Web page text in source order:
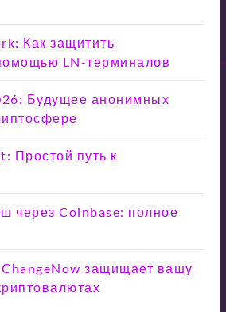
Как защитить
LN-терминалов
Будущее анонимных
Простой путь к
через Coinbase: полное
ChangeNow защищает вашу